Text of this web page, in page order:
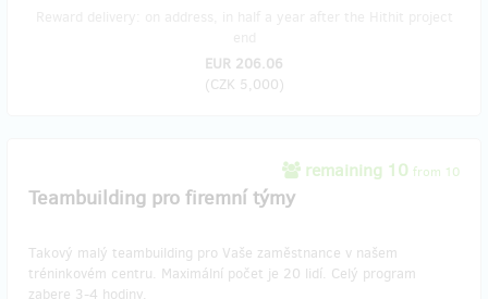
EUR 206.06
(CZK 5,000)
remaining 10 from 10
Teambuilding pro firemní týmy
Takový malý teambuilding pro Vaše zaměstnance v našem
tréninkovém centru. Maximální počet je 20 lidí. Celý program
zabere 3-4 hodiny.